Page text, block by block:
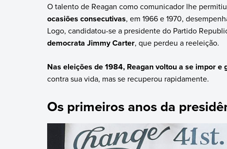
O talento de Reagan como comunicador lhe
ocasiões consecutivas, em 1966 e 1970,
Logo, candidatou-se a presidente do Partido
democrata Jimmy Carter, que perdeu a reeleição.
Nas eleições de 1984, Reagan voltou a se impor e
contra sua vida, mas se recuperou rapidamente.
Os primeiros anos da